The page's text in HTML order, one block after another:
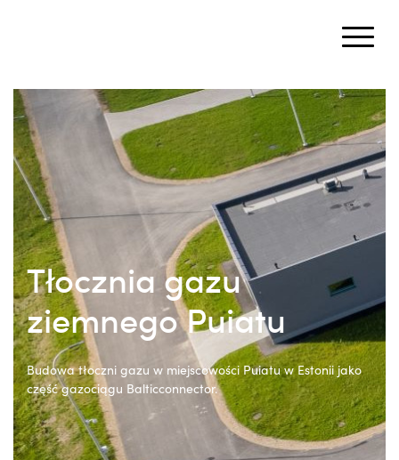
Tłocznia gazu
ziemnego Puiatu
Budowa tłoczni gazu w miejscowości Puiatu w Estonii jako
część gazociągu Balticconnector.